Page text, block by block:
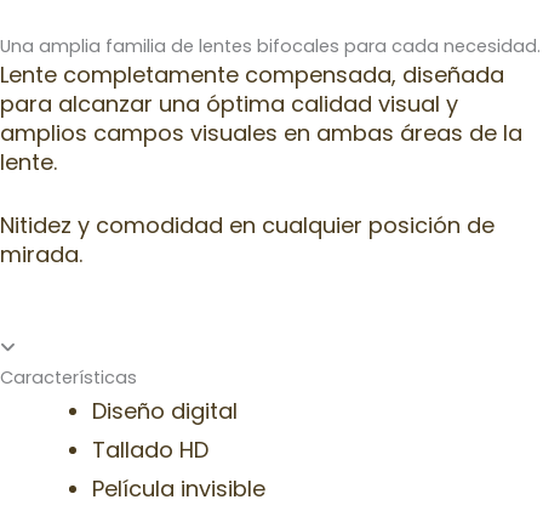
Una amplia familia de lentes bifocales para cada necesidad.
Lente completamente compensada, diseñada
para alcanzar una óptima calidad visual y
amplios campos visuales en ambas áreas de la
lente.
Nitidez y comodidad en cualquier posición de
mirada.
Características
Diseño digital
Tallado HD
Película invisible